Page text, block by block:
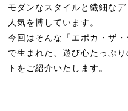
モダンなスタイルと繊細な
人気を博しています。
今回はそんな「エポカ・ザ
で生まれた、遊び心たっぷ
トをご紹介いたします。